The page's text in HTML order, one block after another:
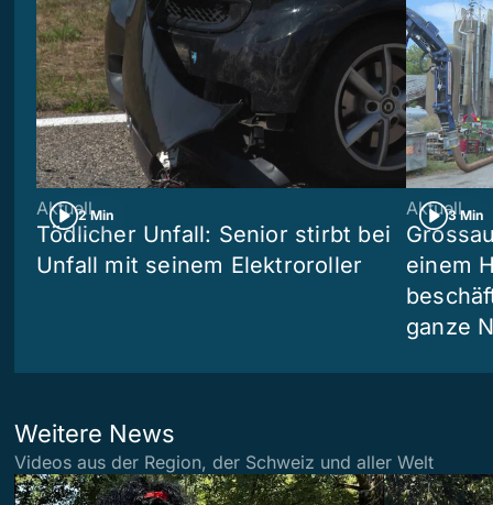
2 Min
Aktuell
Tödlicher Unfall: Senior stirbt bei
Unfall mit seinem Elektroroller
3 Min
Aktuell
einem
ganze
Weitere News
Videos aus der Region, der Schweiz und aller Welt